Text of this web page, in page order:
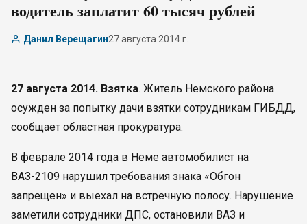
водитель заплатит 60 тысяч рублей
Данил Верещагин27 августа 2014 г.
27 августа 2014. Взятка. Житель Немского района
осужден за попытку дачи взятки сотрудникам ГИБДД,
сообщает областная прокуратура.
В феврале 2014 года в Неме автомобилист на
ВАЗ-2109 нарушил требования знака «Обгон
запрещен» и выехал на встречную полосу. Нарушение
заметили сотрудники ДПС, остановили ВАЗ и